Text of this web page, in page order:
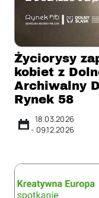
Życiorysy
kobiet z
Archiwalny
Rynek 58
18.03.2026
- 09.12.2026